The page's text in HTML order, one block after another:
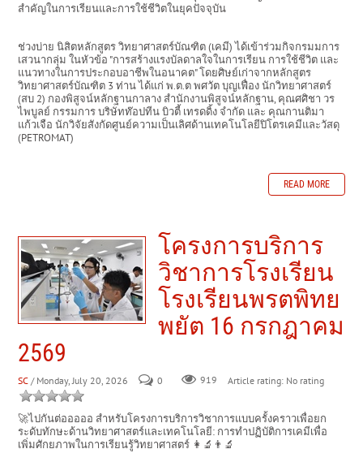
สำคัญในการเรียนและการใช้ชีวิตในยุคปัจจุบัน
ช่วงบ่าย นิสิตหลักสูตร วิทยาศาสตร์บัณฑิต (เคมี) ได้เข้าร่วมกิจกรมมการ
เสวนากลุ่ม ในหัวข้อ "การสร้างแรงบัลดาลใจในการเรียน การใช้ชีวิต และ
แนวทางในการประกอบอาชีพในอนาคต" โดยศิษย์เก่าจากหลักสูตร
วิทยาศาสตร์บัณฑิต 3 ท่าน ได้แก่ พ.ต.ต พศวัต บุญเฟื่อง นักวิทยาศาสตร์
(สบ 2) กองพิสูจน์หลักฐานกาลาง สำนักงานพิสูจน์หลักฐาน, คุณศศิชา วร
ไพบูลย์ กรรมการ บริษัทท๊อปทีน บิวตี้ เทรดดิ้ง จำกัด และ คุณกานติมา
แก้วเจือ นักวิจัยสังกัดศูนย์ความเป็นเลิศด้านเทคโนโลยีปิโตรเคมีและวัสดุ
(PETROMAT)
READ MORE
โครงการบริการ
วิชาการโรงเรียน
โรงเรียนพรตพิทย
พยัต 16 กรกฎาคม
2569
SC / Monday, July 20, 2026 0 919 Article rating: No rating
🚀ไปกันต่อออออ สำหรับโครงการบริการวิชาการแบบครั้งคราวเพื่อยก
ระดับทักษะด้านวิทยาศาสตร์และเทคโนโลยี: การทำปฏิบัติการเคมีเพื่อ
เพิ่มศักยภาพในการเรียนรู้วิทยาศาสตร์ 👩‍🔬👨‍🔬